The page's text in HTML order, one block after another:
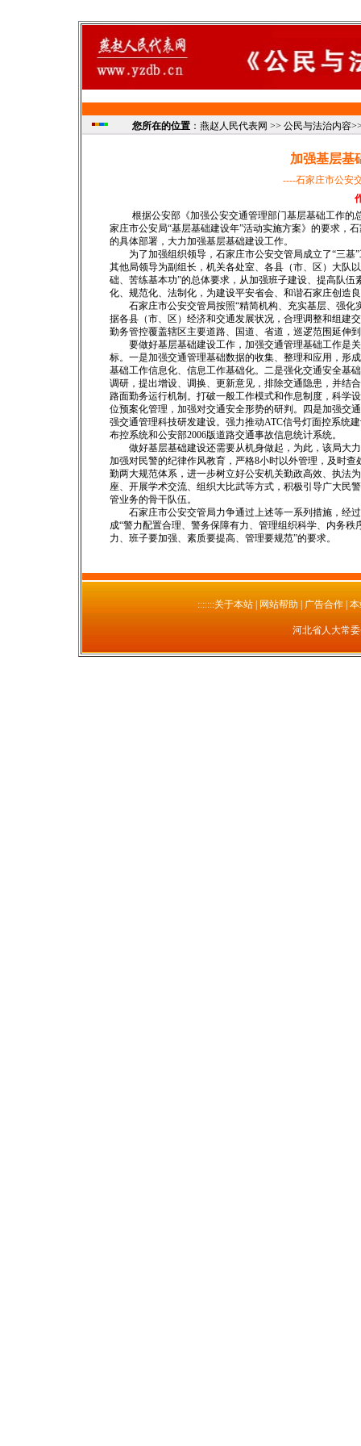
您所在的位置：燕赵人民代表网 >> 公民与法治内容
加强基层基
----石家庄市公安
根据公安部《加强公安交通管理部门基层基础工作
家庄市公安局“基层基础建设年”活动实施方案》的要求，
的具体部署，大力加强基层基础建设工作。
为了加强组织领导，石家庄市公安交管局成立了“三基”
其他局领导为副组长，机关各处室、各县（市、区）大队
础、苦练基本功”的总体要求，从加强班子建设、提高队
化、规范化、法制化，为建设平安省会、和谐石家庄创造
石家庄市公安交管局按照“精简机构、充实基层、强化
据各县（市、区）经济和交通发展状况，合理调整和组建
勤务管控覆盖辖区主要道路、国道、省道，巡逻范围延伸
要做好基层基础建设工作，加强交通管理基础工作是关
标。一是加强交通管理基础数据的收集、整理和应用，形
基础工作信息化、信息工作基础化。二是强化交通安全基
调研，提出增设、调换、更新意见，排除交通隐患，并结
路面勤务运行机制。打破一般工作模式和作息制度，科学
位预案化管理，加强对交通安全形势的研判。四是加强交
强交通管理科技研发建设。强力推动ATC信号灯面控系统
布控系统和公安部2006版道路交通事故信息统计系统。
做好基层基础建设还需要从机身做起，为此，该局大力
加强对民警的纪律作风教育，严格8小时以外管理，及时
勤两大规范体系，进一步树立好公安机关勤政高效、执法
座、开展学术交流、组织大比武等方式，积极引导广大民
管业务的骨干队伍。
石家庄市公安交管局力争通过上述等一系列措施，经过
成“警力配置合理、警务保障有力、管理组织科学、内务
力、班子要加强、素质要提高、管理要规范”的要求。
:::::::关于本站 | 网站帮助 | 广告合作 |
河北省人大常